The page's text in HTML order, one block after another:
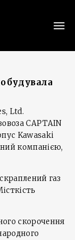
Ltd.
CAPTAIN
Kawasaki
компанією,
газ
скорочення